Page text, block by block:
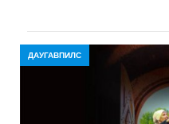
ДАУГАВПИЛС